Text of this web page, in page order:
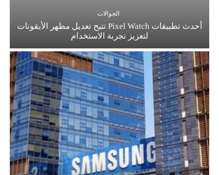
الجوالات
أحدث تطبيقات Pixel Watch تتيح تعديل مظهر الأيقونات
لتعزيز تجربة الاستخدام